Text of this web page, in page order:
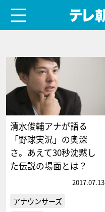
清水俊輔アナが語る
「野球実況」の奥深
さ。あえて30秒沈黙し
た伝説の場面とは？
2017.07.13
アナウンサーズ